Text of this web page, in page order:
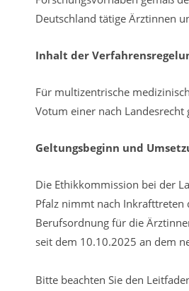
Deutschland tätige Ärztinnen
Inhalt der
Für multizentrische
Votum einer nach
Geltungsbeginn und
Die Ethikkommission bei der
Pfalz nimmt nach Inkrafttreten
Berufsordnung für die
seit dem 10.10.2025 an dem
Bitte beachten Sie den